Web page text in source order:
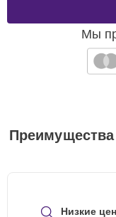
Мы
Преимущества
Низкие